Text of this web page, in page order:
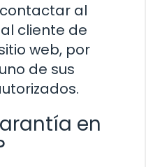
al
cliente de
web, por
de sus
en